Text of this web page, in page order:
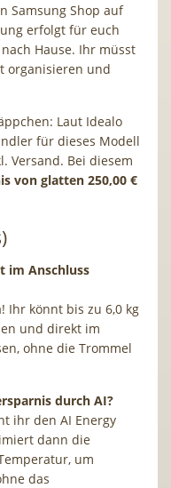
Samsung Shop auf
erfolgt für euch
Hause. Ihr müsst
organisieren und
Laut Idealo
für dieses Modell
Versand. Bei diesem
von glatten 250,00 €
im Anschluss
Ihr könnt bis zu 6,0 kg
und direkt im
ohne die Trommel
durch AI?
ihr den AI Energy
dann die
um
das